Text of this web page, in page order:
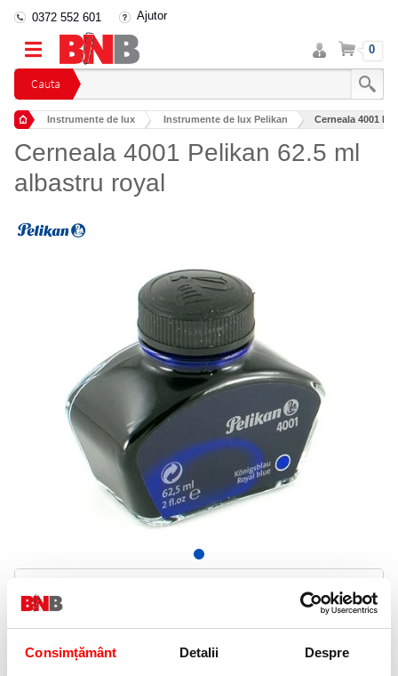
Consimțământ Detalii Despre
Cauta
0372 552 601 Ajutor
Intra
in
cont
Cos 0
Instrumente de lux Instrumente de lux Pelikan Cerneala 4001
Cerneala 4001 Pelikan 62.5 ml
albastru royal
In stoc